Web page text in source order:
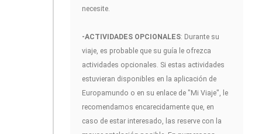
necesite.
-ACTIVIDADES OPCIONALES: Durante su
viaje, es probable que su guía le ofrezca
actividades opcionales. Si estas actividades
estuvieran disponibles en la aplicación de
Europamundo o en su enlace de "Mi Viaje", le
recomendamos encarecidamente que, en
caso de estar interesado, las reserve con la